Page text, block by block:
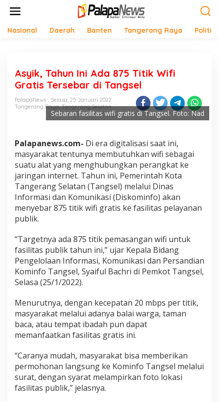
Nasional Daerah Banten Tangerang Raya Politik
Asyik, Tahun Ini Ada 875 Titik Wifi
Gratis Tersebar di Tangsel
PalapaNews
Selasa, 25 Januari 2022
Tangerang Raya,Tangerang Selatan
Sebaran fasilitas wifi gratis di Tangsel. Foto: Nad
Palapanews.com- Di era digitalisasi saat ini,
masyarakat tentunya membutuhkan wifi sebagai
suatu alat yang menghubungkan perangkat ke
jaringan internet. Tahun ini, Pemerintah Kota
Tangerang Selatan (Tangsel) melalui Dinas
Informasi dan Komunikasi (Diskominfo) akan
menyebar 875 titik wifi gratis ke fasilitas pelayanan
publik.
“Targetnya ada 875 titik pemasangan wifi untuk
fasilitas publik tahun ini,” ujar Kepala Bidang
Pengelolaan Informasi, Komunikasi dan Persandian
Kominfo Tangsel, Syaiful Bachri di Pemkot Tangsel,
Selasa (25/1/2022).
Menurutnya, dengan kecepatan 20 mbps per titik,
masyarakat melalui adanya balai warga, taman
baca, atau tempat ibadah pun dapat
memanfaatkan fasilitas gratis ini.
“Caranya mudah, masyarakat bisa memberikan
permohonan langsung ke Kominfo Tangsel melalui
surat, dengan syarat melampirkan foto lokasi
fasilitas publik,” jelasnya.